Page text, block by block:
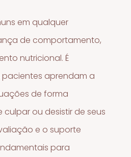
em qualquer
de comportamento,
nutricional. É
aprendam a
de forma
culpar ou desistir de seus
e o suporte
para